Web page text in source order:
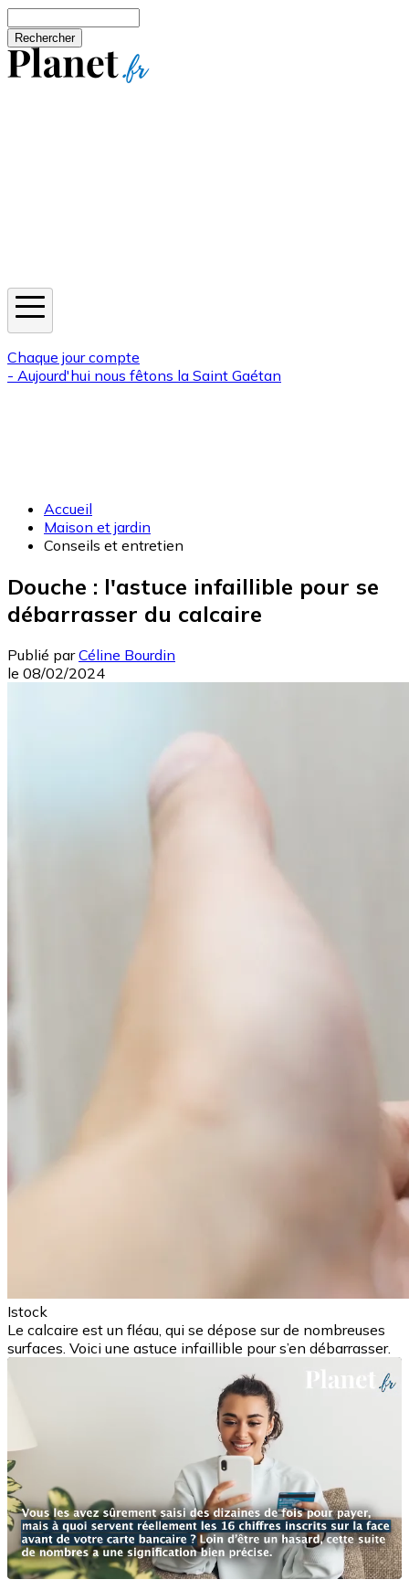
Chaque jour compte
- Aujourd'hui nous fêtons la Saint Gaétan
Accueil
Maison et jardin
Conseils et entretien
Douche : l'astuce infaillible pour se
débarrasser du calcaire
Publié par Céline Bourdin
le 08/02/2024
Istock
Le calcaire est un fléau, qui se dépose sur de nombreuses
surfaces. Voici une astuce infaillible pour s’en débarrasser.